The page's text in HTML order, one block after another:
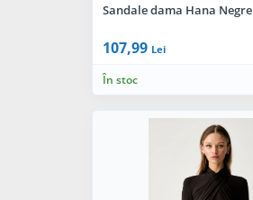
Sandale dama Hana Negre
107,99 Lei
În stoc